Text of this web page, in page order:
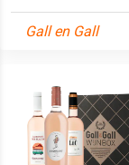
Gall en Gall